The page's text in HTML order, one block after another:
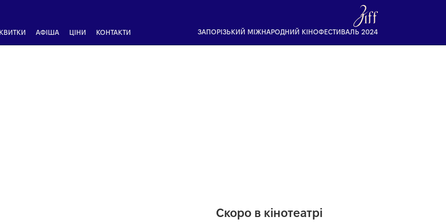
АФІША ЦІНИ КОНТАКТИ ЗАПОРІЗЬКИЙ МІЖНАРОДНИЙ КІНОФЕСТИВАЛЬ 2024
Скоро в кінотеатрі